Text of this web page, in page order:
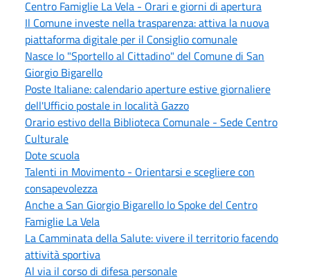
Centro Famiglie La Vela - Orari e giorni di apertura
Il Comune investe nella trasparenza: attiva la nuova
piattaforma digitale per il Consiglio comunale
Nasce lo "Sportello al Cittadino" del Comune di San
Giorgio Bigarello
Poste Italiane: calendario aperture estive giornaliere
dell'Ufficio postale in località Gazzo
Orario estivo della Biblioteca Comunale - Sede Centro
Culturale
Dote scuola
Talenti in Movimento - Orientarsi e scegliere con
consapevolezza
Anche a San Giorgio Bigarello lo Spoke del Centro
Famiglie La Vela
La Camminata della Salute: vivere il territorio facendo
attività sportiva
Al via il corso di difesa personale